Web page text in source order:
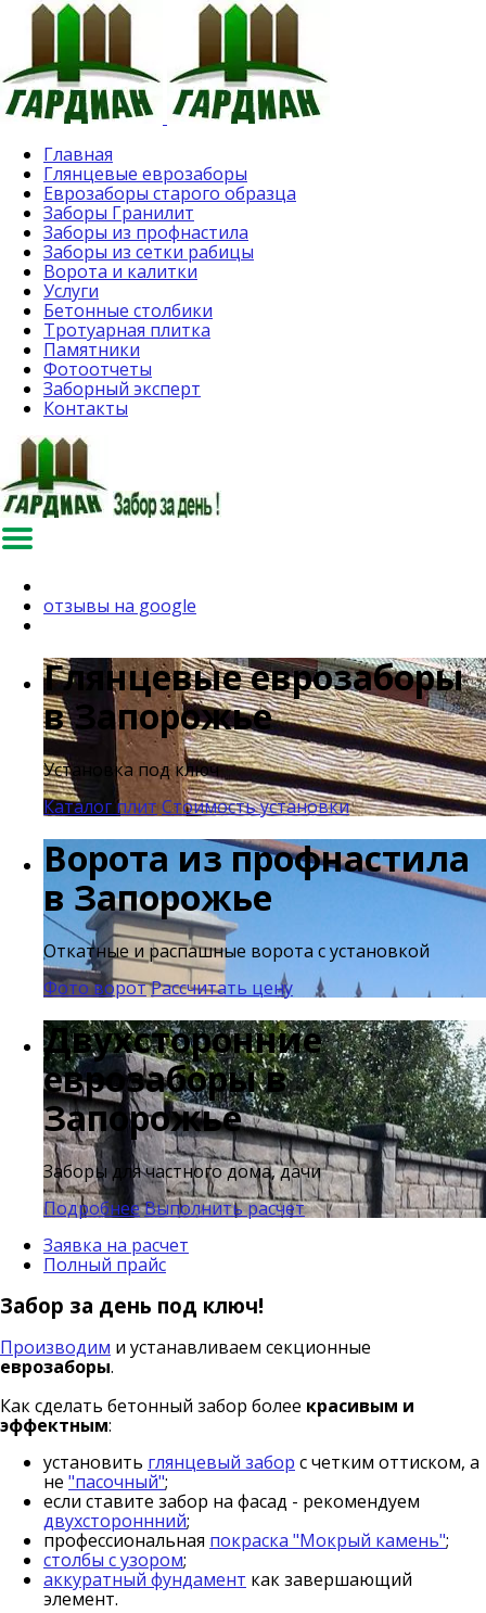
Главная
Глянцевые еврозаборы
Еврозаборы старого образца
Заборы Гранилит
Заборы из профнастила
Заборы из сетки рабицы
Ворота и калитки
Услуги
Бетонные столбики
Тротуарная плитка
Памятники
Фотоотчеты
Заборный эксперт
Контакты
отзывы на google
Глянцевые еврозаборы
в Запорожье
Установка под ключ
Каталог плит Стоимость установки
Ворота из профнастила
в Запорожье
Откатные и распашные ворота с установкой
Фото воротРассчитать цену
Двухсторонние
еврозаборы в
Запорожье
Заборы для частного дома, дачи
ПодробнееВыполнить расчет
Заявка на расчет
Полный прайс
Забор за день под ключ!
Производим и устанавливаем секционные
еврозаборы.
Как сделать бетонный забор более красивым и
эффектным:
установить глянцевый забор с четким оттиском, а
не "пасочный";
если ставите забор на фасад - рекомендуем
двухстороннний;
профессиональная покраска "Мокрый камень";
столбы с узором;
аккуратный фундамент как завершающий
элемент.